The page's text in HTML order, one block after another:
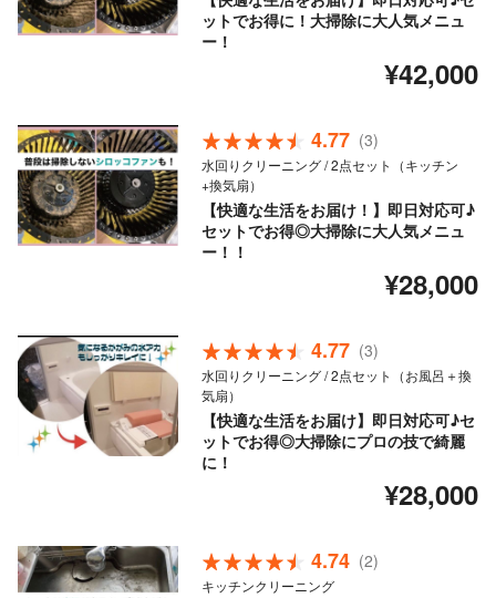
ットでお得に！大掃除に大人気メニュ
ー！
¥42,000
4.77 (3)
水回りクリーニング / 2点セット（キッチン
+換気扇）
【快適な生活をお届け！】即日対応可♪
セットでお得◎大掃除に大人気メニュ
ー！！
¥28,000
4.77 (3)
水回りクリーニング / 2点セット（お風呂＋換
気扇）
【快適な生活をお届け】即日対応可♪セ
ットでお得◎大掃除にプロの技で綺麗
に！
¥28,000
4.74 (2)
キッチンクリーニング